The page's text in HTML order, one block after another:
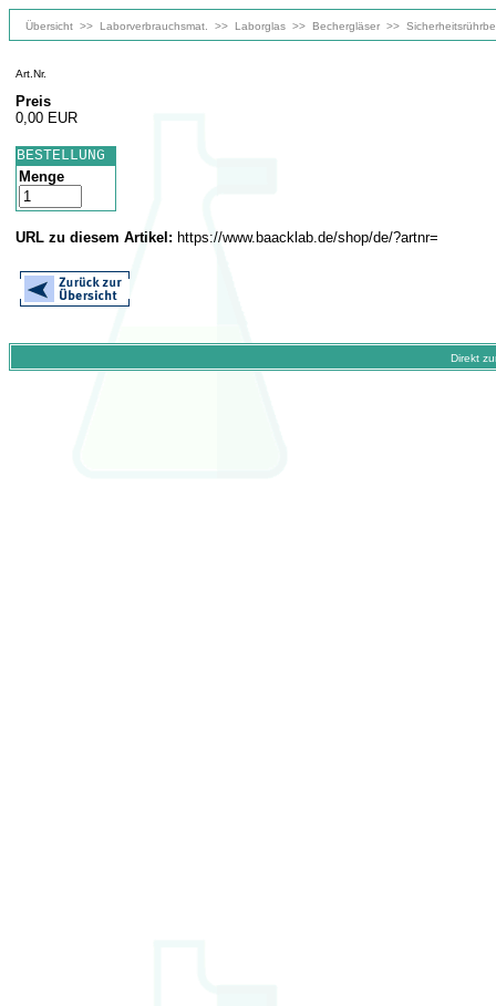
Übersicht >> Laborverbrauchsmat. >> Laborglas >> Bechergläser >>
Art.Nr.
Preis
0,00 EUR
BESTELLUNG
Menge
URL zu diesem Artikel: https://www.baacklab.de/shop/de/?artnr=
Direkt